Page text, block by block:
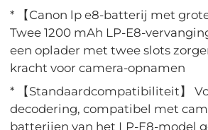
* 【Canon lp e8-batterij met
Twee 1200 mAh LP-E8-
een oplader met twee slots
kracht voor camera-opnamen
* 【Standaardcompatibiliteit】
decodering, compatibel met
batterijen van het LP-E8-model